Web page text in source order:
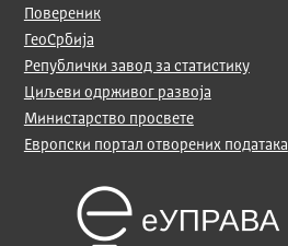
Повереник
ГеоСрбија
Републички завод за статистику
Циљеви одрживог развоја
Министарство просвете
Европски портал отворених података